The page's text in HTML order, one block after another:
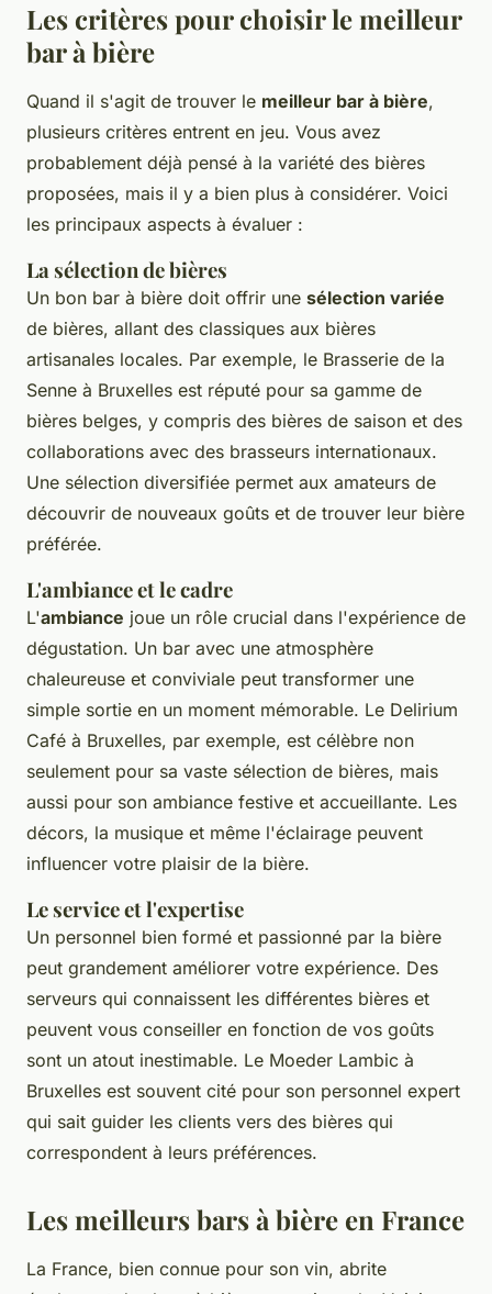
Les critères pour choisir le meilleur
bar à bière
Quand il s'agit de trouver le meilleur bar à bière,
plusieurs critères entrent en jeu. Vous avez
probablement déjà pensé à la variété des bières
proposées, mais il y a bien plus à considérer. Voici
les principaux aspects à évaluer :
La sélection de bières
Un bon bar à bière doit offrir une sélection variée
de bières, allant des classiques aux bières
artisanales locales. Par exemple, le Brasserie de la
Senne à Bruxelles est réputé pour sa gamme de
bières belges, y compris des bières de saison et des
collaborations avec des brasseurs internationaux.
Une sélection diversifiée permet aux amateurs de
découvrir de nouveaux goûts et de trouver leur bière
préférée.
L'ambiance et le cadre
L'ambiance joue un rôle crucial dans l'expérience de
dégustation. Un bar avec une atmosphère
chaleureuse et conviviale peut transformer une
simple sortie en un moment mémorable. Le Delirium
Café à Bruxelles, par exemple, est célèbre non
seulement pour sa vaste sélection de bières, mais
aussi pour son ambiance festive et accueillante. Les
décors, la musique et même l'éclairage peuvent
influencer votre plaisir de la bière.
Le service et l'expertise
Un personnel bien formé et passionné par la bière
peut grandement améliorer votre expérience. Des
serveurs qui connaissent les différentes bières et
peuvent vous conseiller en fonction de vos goûts
sont un atout inestimable. Le Moeder Lambic à
Bruxelles est souvent cité pour son personnel expert
qui sait guider les clients vers des bières qui
correspondent à leurs préférences.
Les meilleurs bars à bière en France
La France, bien connue pour son vin, abrite